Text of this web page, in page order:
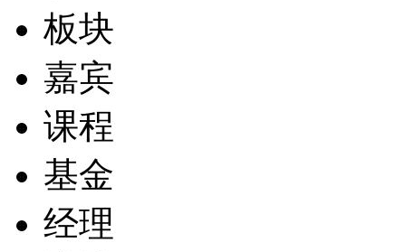
板块
嘉宾
课程
基金
经理